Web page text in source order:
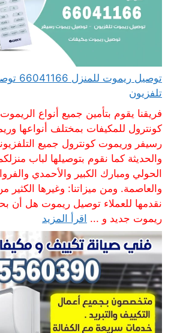
توصيل
تلفزيون
فريقنا يقوم بتأمين جميع أنواع
كونترول للمكيفات بمختلف أنواعها
رسيفر وريموت كونترول جميع
والحديثة كما نقوم بتوصيلها لباب
الحولي ومبارك الكبير والأحمدي
والعاصمة. ومن ميزاتنا: وغيرها الكثير
نقدمها للعملاء توصيل ريموت هل أن
ريموت جديد و ... اقرأ المزيد